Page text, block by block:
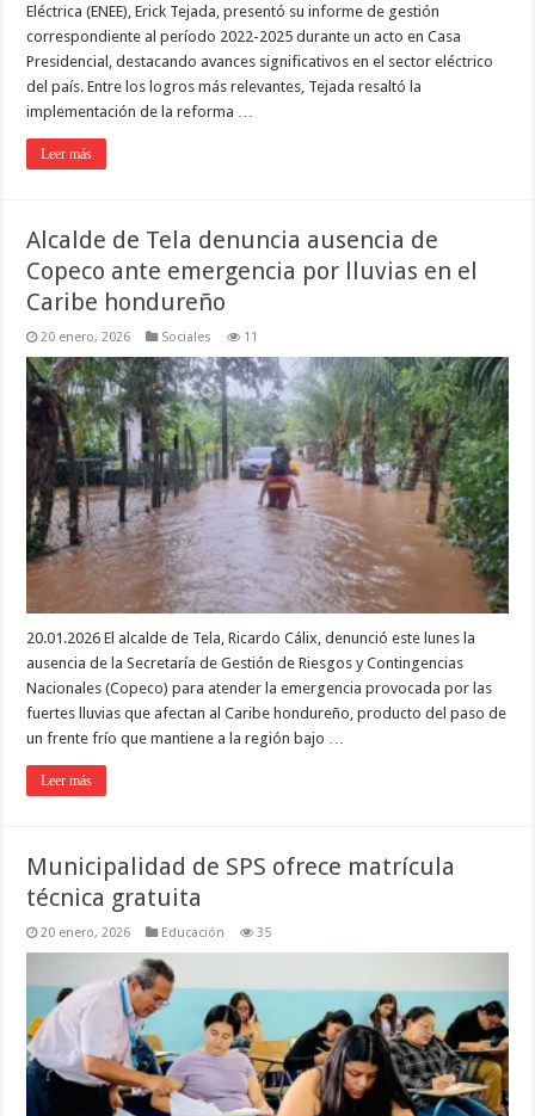
Eléctrica (ENEE), Erick Tejada, presentó su informe de gestión
correspondiente al período 2022-2025 durante un acto en Casa
Presidencial, destacando avances significativos en el sector eléctrico
del país. Entre los logros más relevantes, Tejada resaltó la
implementación de la reforma …
Leer más
Alcalde de Tela denuncia ausencia de
Copeco ante emergencia por lluvias en el
Caribe hondureño
20 enero, 2026 Sociales 11
20.01.2026 El alcalde de Tela, Ricardo Cálix, denunció este lunes la
ausencia de la Secretaría de Gestión de Riesgos y Contingencias
Nacionales (Copeco) para atender la emergencia provocada por las
fuertes lluvias que afectan al Caribe hondureño, producto del paso de
un frente frío que mantiene a la región bajo …
Leer más
Municipalidad de SPS ofrece matrícula
técnica gratuita
20 enero, 2026 Educación 35